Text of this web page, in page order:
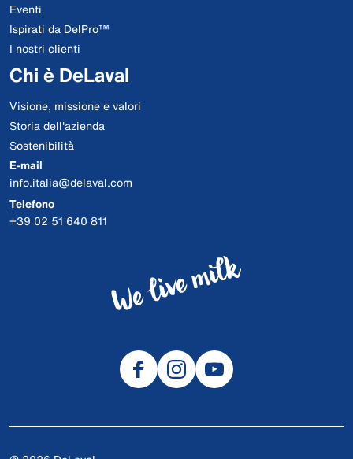
Eventi
Ispirati da DelPro™
I nostri clienti
Chi è DeLaval
Visione, missione e valori
Storia dell'azienda
Sostenibilità
E-mail
info.italia@delaval.com
Telefono
+39 02 51 640 811